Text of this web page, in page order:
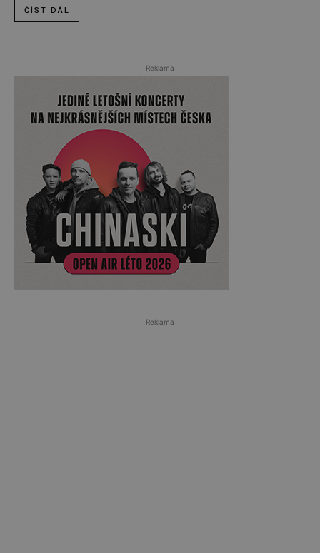
ČÍST DÁL
Reklama
Reklama